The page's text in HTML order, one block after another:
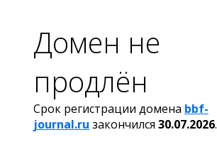
Домен не
продлён
Срок регистрации домена bbf-
journal.ru закончился 30.07.2026.